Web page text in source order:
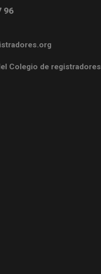
96
Colegio de registradores